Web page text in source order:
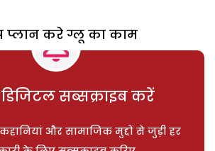
प्लान करे ग्लू का काम
डिजिटल सब्सक्राइब करें
और सामाजिक मुद्दों से जुड़ी हर